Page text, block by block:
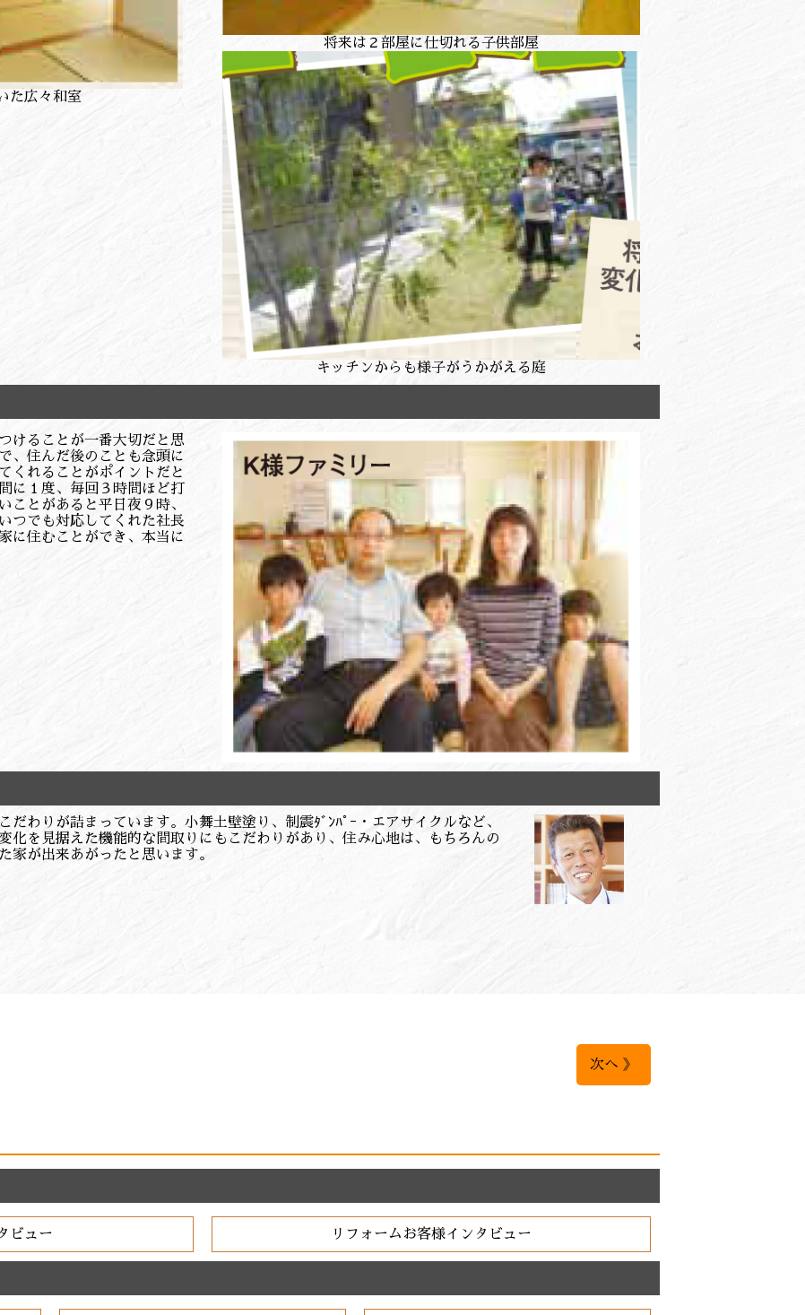
た広々和室
将来は２部屋に仕切れる子供部屋
キッチンからも様子がうかがえる庭
けることが一番大切だと思
、住んだ後のことも念頭に
くれることがポイントだと
に１度、毎回３時間ほど打
ことがあると平日夜９時、
つでも対応してくれた社長
に住むことができ、本当に
だわりが詰まっています。小舞土壁塗り、制震ﾀﾞﾝﾊﾟｰ・エアサイクルなど、
化を見据えた機能的な間取りにもこだわりがあり、住み心地は、もちろんの
家が出来あがったと思います。
次へ 》
ビュー リフォームお客様インタビュー